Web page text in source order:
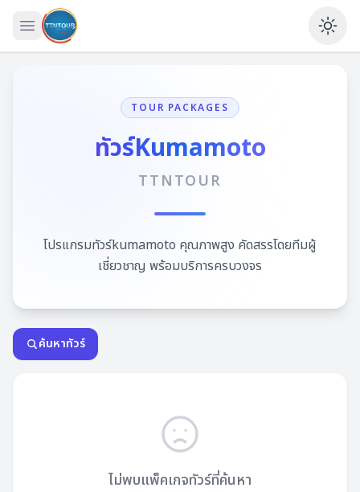
เปิดเมนู
TOUR PACKAGES
ทัวร์Kumamoto
TTNTOUR
โปรแกรมทัวร์kumamoto คุณภาพสูง คัดสรรโดยทีมผู้
เชี่ยวชาญ พร้อมบริการครบวงจร
ค้นหาทัวร์
ไม่พบแพ็คเกจทัวร์ที่ค้นหา